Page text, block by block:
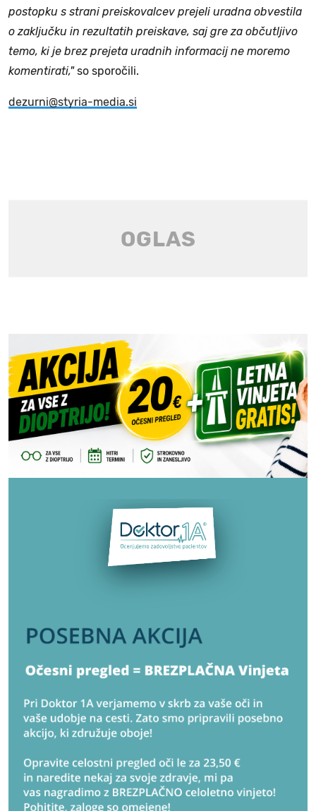
postopku s strani preiskovalcev prejeli uradna obvestila
o zaključku in rezultatih preiskave, saj gre za občutljivo
temo, ki je brez prejeta uradnih informacij ne moremo
komentirati,"so sporočili.
dezurni@styria-media.si